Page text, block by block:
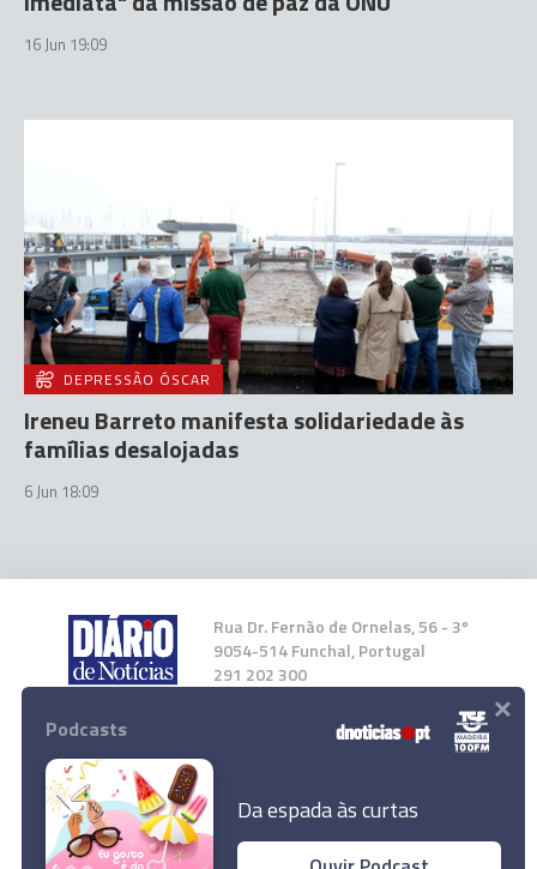
16 Jun 19:09
DEPRESSÃO ÓSCAR
Ireneu Barreto manifesta solidariedade às
famílias desalojadas
6 Jun 18:09
Rua Dr. Fernão de Ornelas, 56 - 3º
9054-514 Funchal, Portugal
291 202 300
Instale a nossa App
Podcasts
Da espada às curtas
×